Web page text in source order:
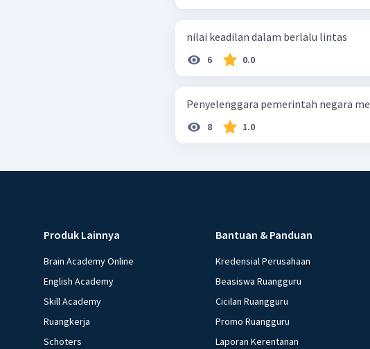
nilai keadilan dalam berlalu lintas
6 0.0
Penyelenggara pemerintah negara
8 1.0
Produk Lainnya
Brain Academy Online
English Academy
Skill Academy
Ruangkerja
Schoters
Bantuan & Panduan
Kredensial Perusahaan
Beasiswa Ruangguru
Cicilan Ruangguru
Promo Ruangguru
Laporan Kerentanan